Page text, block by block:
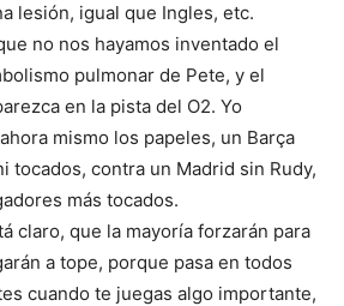
lesión, igual que Ingles, etc.
no nos hayamos inventado el
pulmonar de Pete, y el
en la pista del O2. Yo
mismo los papeles, un Barça
tocados, contra un Madrid sin Rudy,
más tocados.
claro, que la mayoría forzarán para
a tope, porque pasa en todos
cuando te juegas algo importante,